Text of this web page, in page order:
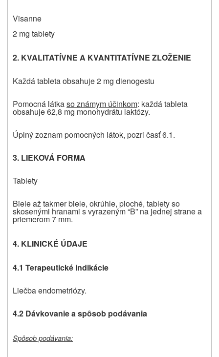
Visanne
2 mg tablety
2. KVALITATÍVNE A KVANTITATÍVNE ZLOŽENIE
Každá tableta obsahuje 2 mg dienogestu
Pomocná látkaso známym účinkom: každá tableta
obsahuje 62,8 mg monohydrátu laktózy.
Úplný zoznam pomocných látok, pozri časť 6.1.
3. LIEKOVÁ FORMA
Tablety
Biele až takmer biele, okrúhle, ploché, tablety so
skosenými hranami s vyrazeným “B” na jednej strane a
priemerom 7 mm.
4. KLINICKÉ ÚDAJE
4.1 Terapeutické indikácie
Liečba endometriózy.
4.2 Dávkovanie a spôsob podávania
Spôsob podávania: